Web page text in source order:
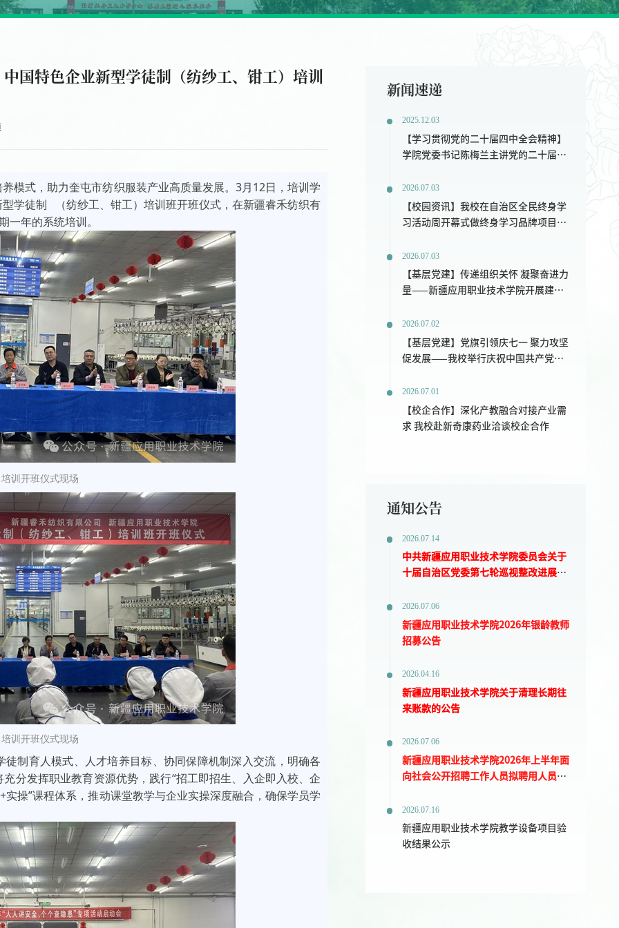
国特色企业新型学徒制（纺纱工、钳工）培训
模式，助力奎屯市纺织服装产业高质量发展。3月12日，培训学
学徒制
（纺纱工、钳工）培训班开班仪式，在新疆睿禾纺织有
年的系统培训。
训开班仪式现场
训开班仪式现场
制育人模式、人才培养目标、协同保障机制深入交流，明确各
分发挥职业教育资源优势，践行“招工即招生、入企即入校、企
操”课程体系，推动课堂教学与企业实操深度融合，确保学员学
新闻速递
2025.12.03
【学习贯彻党的二十届四中全会精神】
学院党委书记陈梅兰主讲党的二十届四
划“十五五”新篇
2026.07.03
【校园资讯】我校在自治区全民终身学
习活动周开幕式做终身学习品牌项目交
2026.07.03
【基层党建】传递组织关怀 凝聚奋进力
量——新疆应用职业技术学院开展建党
2026.07.02
【基层党建】党旗引领庆七一 聚力攻坚
促发展——我校举行庆祝中国共产党成
2026.07.01
【校企合作】深化产教融合对接产业需
求 我校赴新奇康药业洽谈校企合作
通知公告
2026.07.14
中共新疆应用职业技术学院委员会关于
十届自治区党委第七轮巡视整改进展情
2026.07.06
新疆应用职业技术学院2026年银龄教师
招募公告
2026.04.16
新疆应用职业技术学院关于清理长期往
来账款的公告
2026.07.06
新疆应用职业技术学院2026年上半年面
向社会公开招聘工作人员拟聘用人员公
2026.07.16
新疆应用职业技术学院教学设备项目验
收结果公示